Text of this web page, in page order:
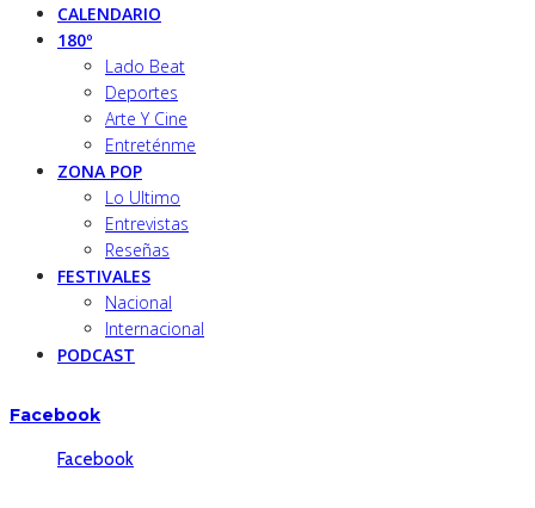
CALENDARIO
180º
Lado Beat
Deportes
Arte Y Cine
Entreténme
ZONA POP
Lo Ultimo
Entrevistas
Reseñas
FESTIVALES
Nacional
Internacional
PODCAST
Facebook
Facebook